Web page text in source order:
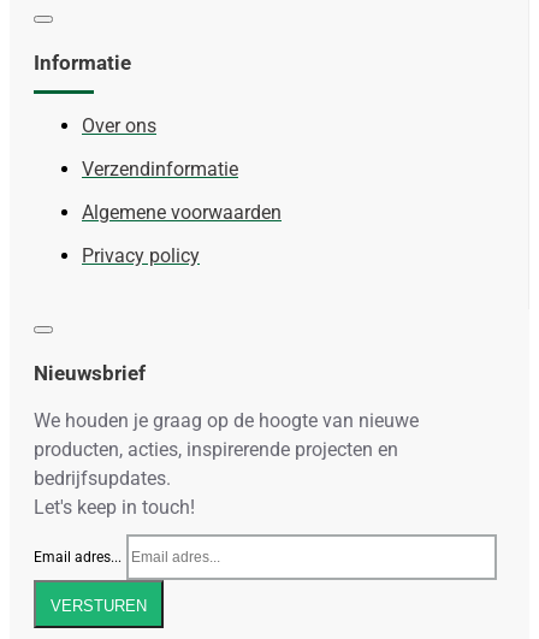
Informatie
Over ons
Verzendinformatie
Algemene voorwaarden
Privacy policy
Nieuwsbrief
We houden je graag op de hoogte van nieuwe
producten, acties, inspirerende projecten en
bedrijfsupdates.
Let's keep in touch!
Email adres...
VERSTUREN